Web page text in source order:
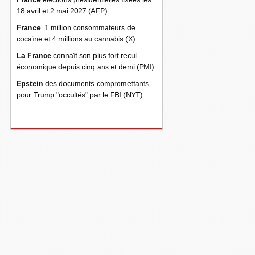
18 avril et 2 mai 2027 (AFP)
France . 1 million consommateurs de
cocaïne et 4 millions au cannabis (X)
La France connaît son plus fort recul
économique depuis cinq ans et demi (PMI)
Epstein des documents compromettants
pour Trump "occultés" par le FBI (NYT)